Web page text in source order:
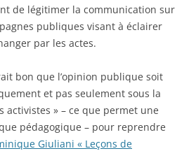
de légitimer la communication sur
publiques visant à éclairer
par les actes.
bon que l’opinion publique soit
et pas seulement sous la
activistes » – ce que permet une
pédagogique – pour reprendre
Giuliani « Leçons de